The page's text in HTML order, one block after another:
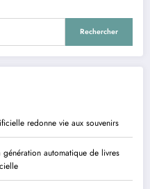
Rechercher
redonne vie aux souvenirs
automatique de livres